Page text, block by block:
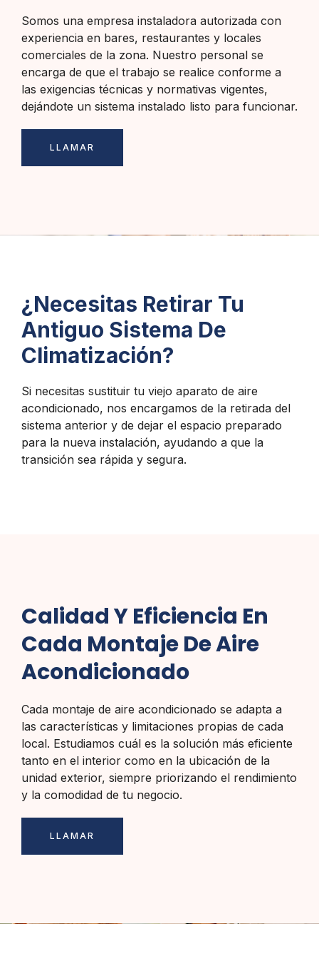
Somos una empresa instaladora autorizada con
experiencia en bares, restaurantes y locales
comerciales de la zona. Nuestro personal se
encarga de que el trabajo se realice conforme a
las exigencias técnicas y normativas vigentes,
dejándote un sistema instalado listo para funcionar.
LLAMAR
¿Necesitas Retirar Tu
Antiguo Sistema De
Climatización?
Si necesitas sustituir tu viejo aparato de aire
acondicionado, nos encargamos de la retirada del
sistema anterior y de dejar el espacio preparado
para la nueva instalación, ayudando a que la
transición sea rápida y segura.
Calidad Y Eficiencia En
Cada Montaje De Aire
Acondicionado
Cada montaje de aire acondicionado se adapta a
las características y limitaciones propias de cada
local. Estudiamos cuál es la solución más eficiente
tanto en el interior como en la ubicación de la
unidad exterior, siempre priorizando el rendimiento
y la comodidad de tu negocio.
LLAMAR